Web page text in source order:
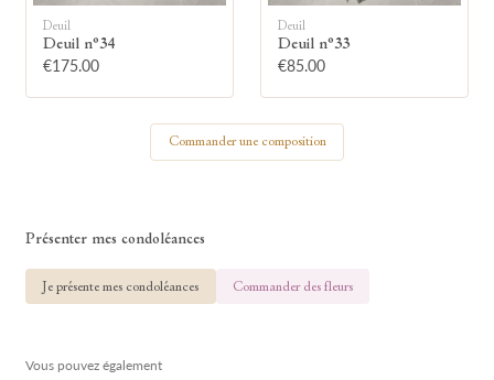
Deuil
Deuil n°34
€175.00
Deuil
Deuil n°33
€85.00
Commander une composition
Présenter mes condoléances
Je présente mes condoléances Commander des fleurs
Vous pouvez également